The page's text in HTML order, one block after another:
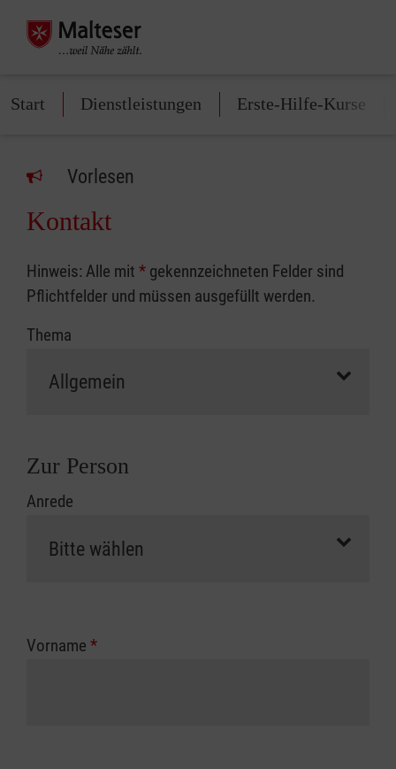
Start Dienstleistungen Erste-Hilfe-Kurse
Vorlesen
Kontakt
Hinweis: Alle mit * gekennzeichneten Felder sind
Pflichtfelder und müssen ausgefüllt werden.
Thema
Zur Person
Anrede
Vorname *